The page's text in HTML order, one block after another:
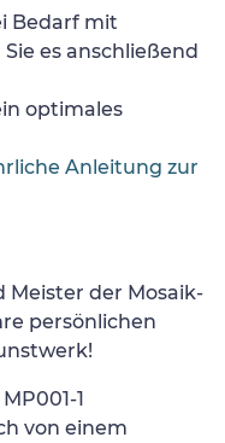
Bedarf mit
es anschließend
optimales
Anleitung zur
Meister der Mosaik-
persönlichen
1
von einem